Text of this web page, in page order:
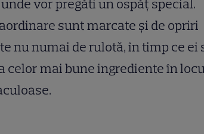
vor pregăti un ospăț special.
sunt marcate și de opriri
nu numai de rulotă, în timp ce ei
celor mai bune ingrediente în